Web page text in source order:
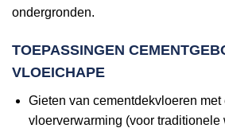
ondergronden.
TOEPASSINGEN
VLOEICHAPE
Gieten van cementdekvloeren met
vloerverwarming (voor traditionele